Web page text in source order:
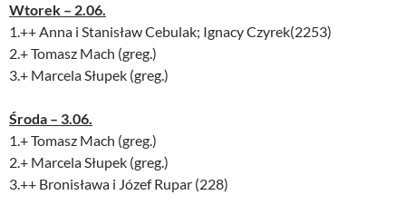
Wtorek – 2.06.
1.++ Anna i Stanisław Cebulak; Ignacy Czyrek(2253)
2.+ Tomasz Mach (greg.)
3.+ Marcela Słupek (greg.)
Środa – 3.06.
1.+ Tomasz Mach (greg.)
2.+ Marcela Słupek (greg.)
3.++ Bronisława i Józef Rupar (228)